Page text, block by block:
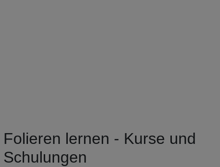
Folieren lernen - Kurse und
Schulungen